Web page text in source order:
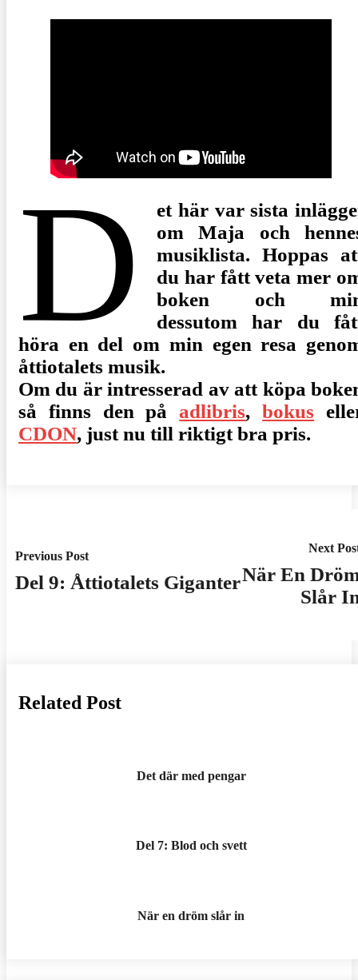
D
et här var sista
om Maja och
musiklista. Hoppas
du har fått veta mer
boken och
dessutom har du
höra en del om min egen resa
åttiotalets musik.
Om du är intresserad av att köpa
så finns den påadlibris,bokus
CDON, just nu till riktigt bra pris.
Inläggsnavigering
Previous Post
Del 9: Åttiotalets Giganter
Next
När En
Slår
Related Post
Det där med pengar
Del 7: Blod och svett
När en dröm slår in